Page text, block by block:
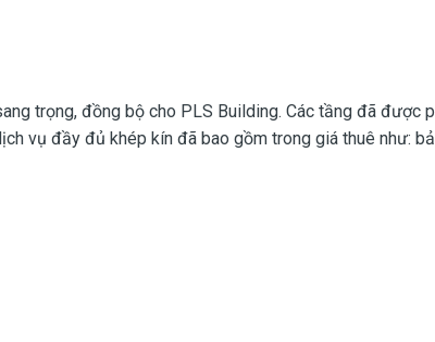
trọng, đồng bộ cho PLS Building. Các tầng đã được
vụ đầy đủ khép kín đã bao gồm trong giá thuê như: